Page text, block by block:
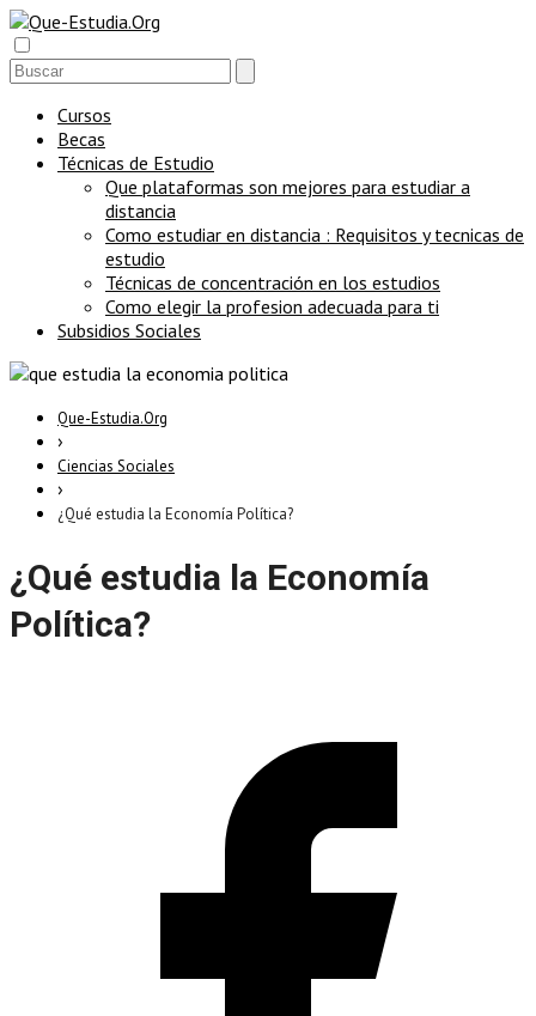
Cursos
Becas
Técnicas de Estudio
Que plataformas son mejores para estudiar a
distancia
Como estudiar en distancia : Requisitos y tecnicas de
estudio
Técnicas de concentración en los estudios
Como elegir la profesion adecuada para ti
Subsidios Sociales
Que-Estudia.Org
›
Ciencias Sociales
›
¿Qué estudia la Economía Política?
¿Qué estudia la Economía
Política?